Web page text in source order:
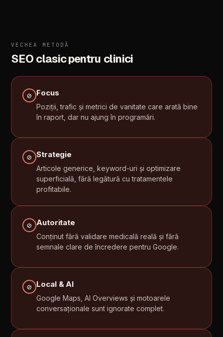
VECHEA METODĂ
SEO clasicpentru clinici
⊘ Focus
Poziții, trafic și metrici de vanitate care arată bine
în raport, dar nu ajung în programări.
⊘ Strategie
Articole generice, keyword-uri și optimizare
superficială, fără legătură cu tratamentele
profitabile.
⊘ Autoritate
Conținut fără validare medicală reală și fără
semnale clare de încredere pentru Google.
⊘ Local & AI
Google Maps, AI Overviews și motoarele
conversaționale sunt ignorate complet.